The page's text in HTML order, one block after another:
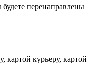
перенаправлены
картой курьеру, картой